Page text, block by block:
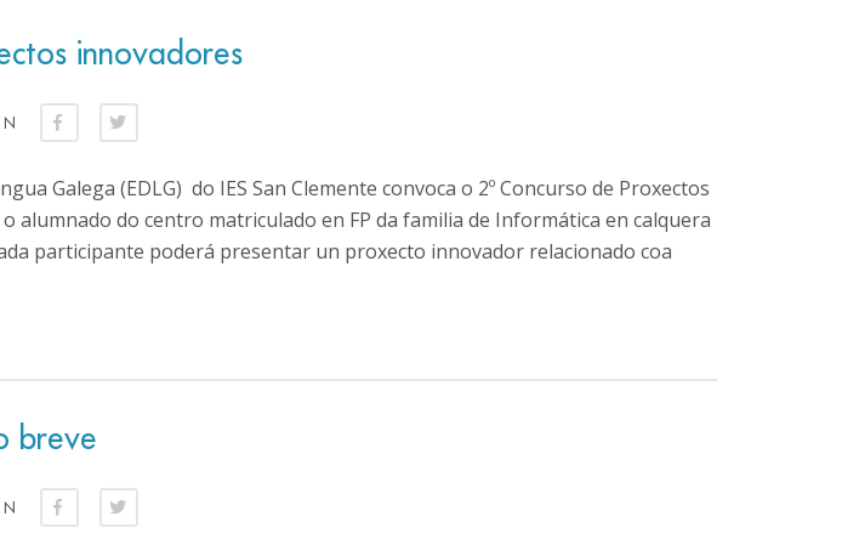
innovadores
Galega (EDLG) do IES San Clemente convoca o 2º Concurso de Proxectos
alumnado do centro matriculado en FP da familia de Informática en calquera
participante poderá presentar un proxecto innovador relacionado coa
breve